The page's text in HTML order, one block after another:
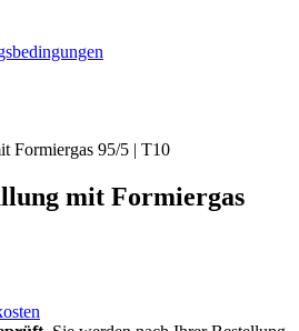
mit Formiergas